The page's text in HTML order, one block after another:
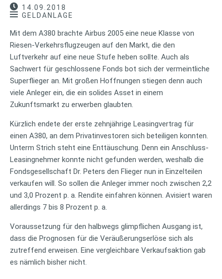
14.09.2018
GELDANLAGE
Mit dem A380 brachte Airbus 2005 eine neue Klasse von
Riesen-Verkehrsflugzeugen auf den Markt, die den
Luftverkehr auf eine neue Stufe heben sollte. Auch als
Sachwert für geschlossene Fonds bot sich der vermeintliche
Superflieger an. Mit großen Hoffnungen stiegen denn auch
viele Anleger ein, die ein solides Asset in einem
Zukunftsmarkt zu erwerben glaubten.
Kürzlich endete der erste zehnjährige Leasingvertrag für
einen A380, an dem Privatinvestoren sich beteiligen konnten.
Unterm Strich steht eine Enttäuschung. Denn ein Anschluss-
Leasingnehmer konnte nicht gefunden werden, weshalb die
Fondsgesellschaft Dr. Peters den Flieger nun in Einzelteilen
verkaufen will. So sollen die Anleger immer noch zwischen 2,2
und 3,0 Prozent p. a. Rendite einfahren können. Avisiert waren
allerdings 7 bis 8 Prozent p. a.
Voraussetzung für den halbwegs glimpflichen Ausgang ist,
dass die Prognosen für die Veräußerungserlöse sich als
zutreffend erweisen. Eine vergleichbare Verkaufsaktion gab
es nämlich bisher nicht.